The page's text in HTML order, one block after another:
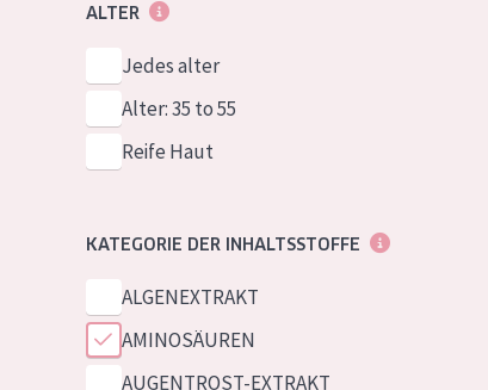
ALTER
Jedes alter
Alter: 35 to 55
Reife Haut
KATEGORIE DER INHALTSSTOFFE
ALGENEXTRAKT
AMINOSÄUREN
AUGENTROST-EXTRAKT